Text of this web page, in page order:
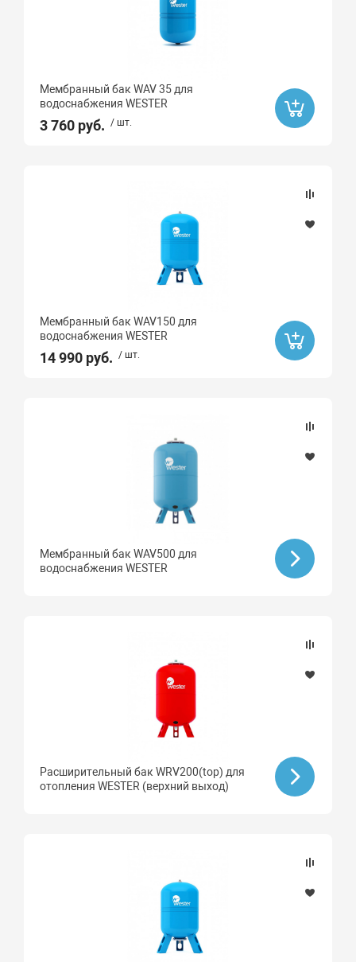
Мембранный бак WAV 35 для
водоснабжения WESTER
3 760 руб. / шт.
Мембранный бак WAV150 для
водоснабжения WESTER
14 990 руб. / шт.
Мембранный бак WAV500 для
водоснабжения WESTER
Расширительный бак WRV200(top) для
отопления WESTER (верхний выход)